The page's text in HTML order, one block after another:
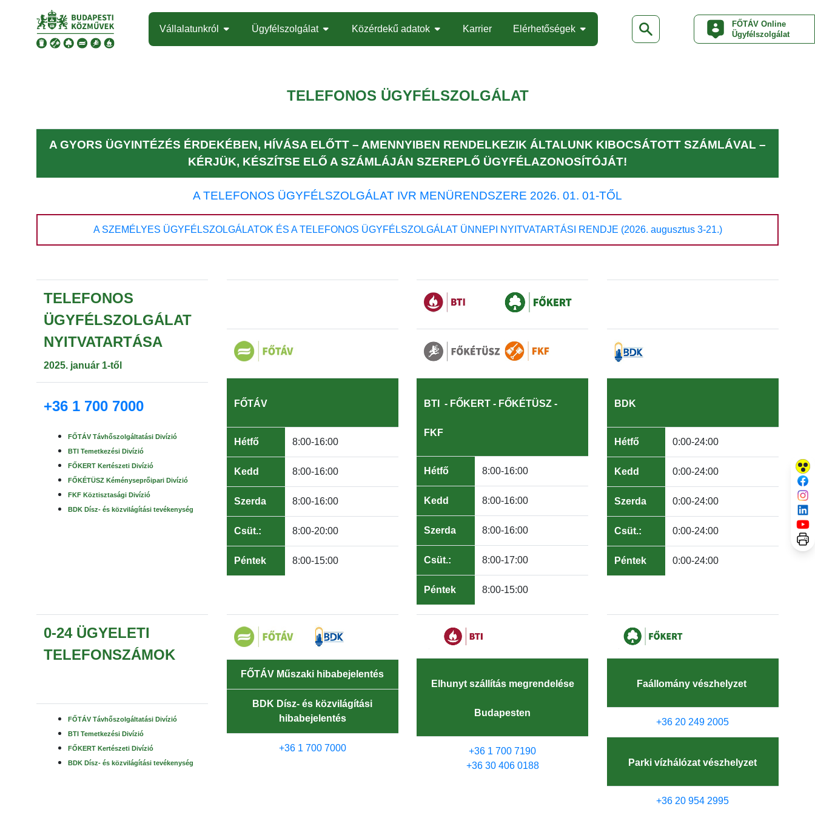
Vállalatunkról Ügyfélszolgálat Közérdekű adatok Karrier Elérhetőségek
FŐTÁV Online
Ügyfélszolgálat
TELEFONOS ÜGYFÉLSZOLGÁLAT
A GYORS ÜGYINTÉZÉS ÉRDEKÉBEN, HÍVÁSA ELŐTT – AMENNYIBEN RENDELKEZIK ÁLTALUNK KIBOCSÁTOTT SZÁMLÁVAL –
KÉRJÜK, KÉSZÍTSE ELŐ A SZÁMLÁJÁN SZEREPLŐ ÜGYFÉLAZONOSÍTÓJÁT!
A TELEFONOS ÜGYFÉLSZOLGÁLAT IVR MENÜRENDSZERE 2026. 01. 01-TŐL
A SZEMÉLYES ÜGYFÉLSZOLGÁLATOK ÉS A TELEFONOS ÜGYFÉLSZOLGÁLAT ÜNNEPI NYITVATARTÁSI RENDJE (2026. augusztus 3-21.)
TELEFONOS
ÜGYFÉLSZOLGÁLAT
NYITVATARTÁSA
2025. január 1-től
+36 1 700 7000
FŐTÁV Távhőszolgáltatási Divízió
BTI Temetkezési Divízió
FŐKERT Kertészeti Divízió
FŐKÉTÜSZ Kéményseprőipari Divízió
FKF Köztisztasági Divízió
BDK Dísz- és közvilágítási tevékenység
FŐTÁV
Hétfő 8:00-16:00
Kedd 8:00-16:00
Szerda 8:00-16:00
Csüt.: 8:00-20:00
Péntek 8:00-15:00
BTI - FŐKERT - FŐKÉTÜSZ -
FKF
Hétfő 8:00-16:00
Kedd 8:00-16:00
Szerda 8:00-16:00
Csüt.: 8:00-17:00
Péntek 8:00-15:00
BDK
Hétfő 0:00-24:00
Kedd 0:00-24:00
Szerda 0:00-24:00
Csüt.: 0:00-24:00
Péntek 0:00-24:00
0-24 ÜGYELETI
TELEFONSZÁMOK
FŐTÁV Távhőszolgáltatási Divízió
BTI Temetkezési Divízió
FŐKERT Kertészeti Divízió
BDK Dísz- és közvilágítási tevékenység
FŐTÁV Műszaki hibabejelentés
BDK Dísz- és közvilágítási
hibabejelentés
+36 1 700 7000
Elhunyt szállítás megrendelése
Budapesten
+36 1 700 7190
+36 30 406 0188
Faállomány vészhelyzet
+36 20 249 2005
Parki vízhálózat vészhelyzet
+36 20 954 2995